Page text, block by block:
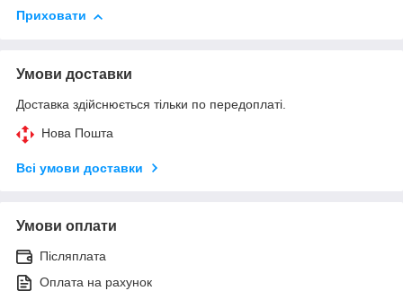
Приховати
Умови доставки
Доставка здійснюється тільки по передоплаті.
Нова Пошта
Всі умови доставки
Умови оплати
Післяплата
Оплата на рахунок